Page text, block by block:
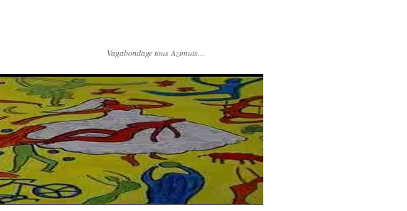
Vagabondage tous Azimuts…